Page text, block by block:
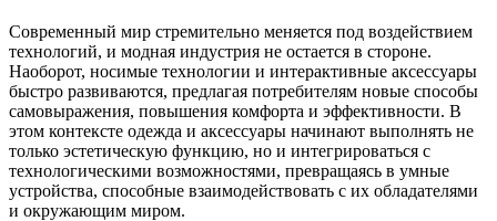
Современный мир стремительно меняется под воздействием
технологий, и модная индустрия не остается в стороне.
Наоборот, носимые технологии и интерактивные аксессуары
быстро развиваются, предлагая потребителям новые способы
самовыражения, повышения комфорта и эффективности. В
этом контексте одежда и аксессуары начинают выполнять не
только эстетическую функцию, но и интегрироваться с
технологическими возможностями, превращаясь в умные
устройства, способные взаимодействовать с их обладателями
и окружающим миром.